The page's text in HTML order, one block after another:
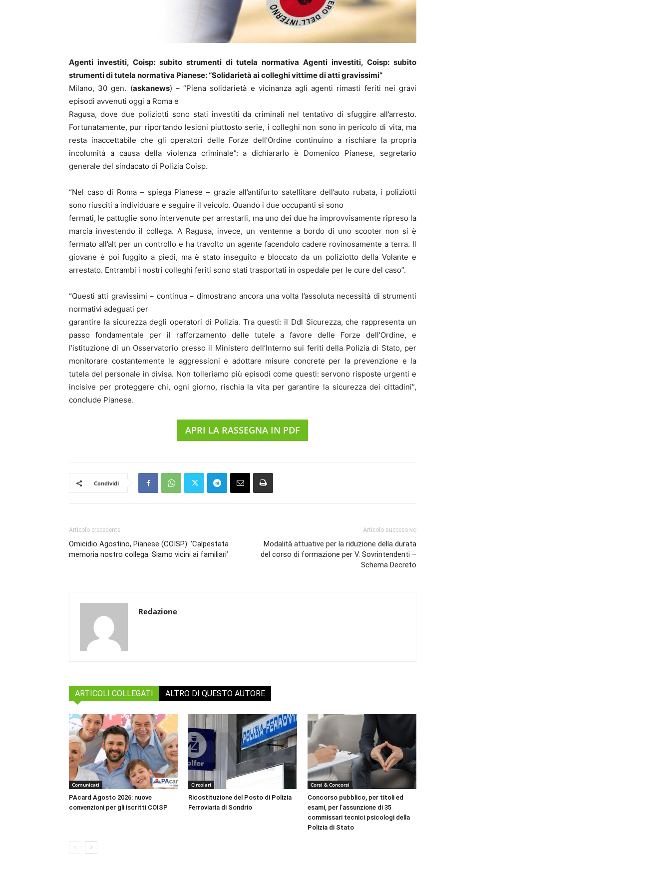
Agenti investiti, Coisp: subito strumenti di tutela normativa Agenti investiti, Coisp: subito
strumenti di tutela normativa Pianese: “Solidarietà ai colleghi vittime di atti gravissimi”
Milano, 30 gen. (askanews) – “Piena solidarietà e vicinanza agli agenti rimasti feriti nei gravi
episodi avvenuti oggi a Roma e
Ragusa, dove due poliziotti sono stati investiti da criminali nel tentativo di sfuggire all’arresto.
Fortunatamente, pur riportando lesioni piuttosto serie, i colleghi non sono in pericolo di vita, ma
resta inaccettabile che gli operatori delle Forze dell’Ordine continuino a rischiare la propria
incolumità a causa della violenza criminale”: a dichiararlo è Domenico Pianese, segretario
generale del sindacato di Polizia Coisp.
“Nel caso di Roma – spiega Pianese – grazie all’antifurto satellitare dell’auto rubata, i poliziotti
sono riusciti a individuare e seguire il veicolo. Quando i due occupanti si sono
fermati, le pattuglie sono intervenute per arrestarli, ma uno dei due ha improvvisamente ripreso la
marcia investendo il collega. A Ragusa, invece, un ventenne a bordo di uno scooter non si è
fermato all’alt per un controllo e ha travolto un agente facendolo cadere rovinosamente a terra. Il
giovane è poi fuggito a piedi, ma è stato inseguito e bloccato da un poliziotto della Volante e
arrestato. Entrambi i nostri colleghi feriti sono stati trasportati in ospedale per le cure del caso”.
“Questi atti gravissimi – continua – dimostrano ancora una volta l’assoluta necessità di strumenti
normativi adeguati per
garantire la sicurezza degli operatori di Polizia. Tra questi: il Ddl Sicurezza, che rappresenta un
passo fondamentale per il rafforzamento delle tutele a favore delle Forze dell’Ordine, e
l’istituzione di un Osservatorio presso il Ministero dell’Interno sui feriti della Polizia di Stato, per
monitorare costantemente le aggressioni e adottare misure concrete per la prevenzione e la
tutela del personale in divisa. Non tolleriamo più episodi come questi: servono risposte urgenti e
incisive per proteggere chi, ogni giorno, rischia la vita per garantire la sicurezza dei cittadini”,
conclude Pianese.
APRI LA RASSEGNA IN PDF
Condividi
Articolo precedente
Omicidio Agostino, Pianese (COISP): ‘Calpestata
memoria nostro collega. Siamo vicini ai familiari’
Articolo successivo
Modalità attuative per la riduzione della durata
del corso di formazione per V. Sovrintendenti –
Schema Decreto
Redazione
ARTICOLI COLLEGATI ALTRO DI QUESTO AUTORE
Comunicati
PAcard Agosto 2026: nuove
convenzioni per gli iscritti COISP
Circolari
Ricostituzione del Posto di Polizia
Ferroviaria di Sondrio
Corsi & Concorsi
Concorso pubblico, per titoli ed
esami, per l’assunzione di 35
commissari tecnici psicologi della
Polizia di Stato